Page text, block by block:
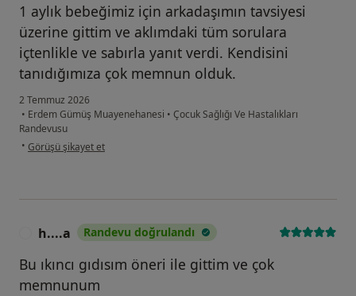
1 aylık bebeğimiz için arkadaşımın tavsiyesi
üzerine gittim ve aklımdaki tüm sorulara
içtenlikle ve sabırla yanıt verdi. Kendisini
tanıdığımıza çok memnun olduk.
2 Temmuz 2026
• Erdem Gümüş Muayenehanesi • Çocuk Sağlığı Ve Hastalıkları
Randevusu
• kullanıcının görüşüne göre e.....
Görüşü şikayet et
h....a Randevu doğrulandı
Bu ıkıncı gıdısım öneri ile gittim ve çok
memnunum